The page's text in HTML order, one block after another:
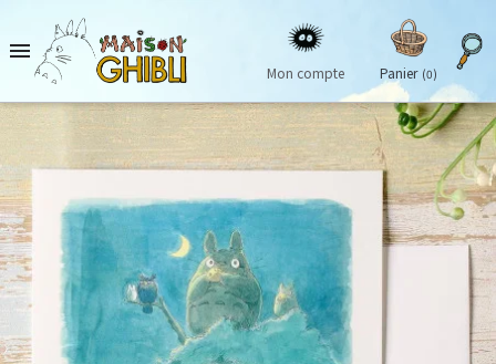

Mon compte Panier (0)